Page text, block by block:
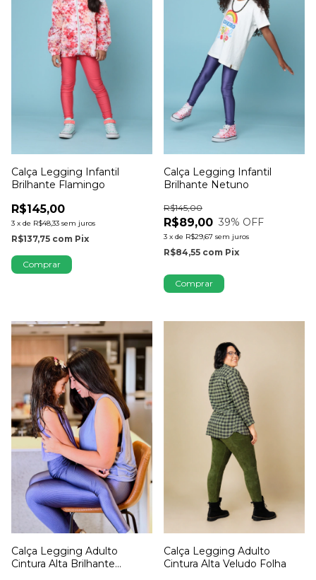
Calça Legging Infantil
Brilhante Flamingo
R$145,00
3 x de R$48,33 sem juros
R$137,75 com Pix
Comprar
Calça Legging Infantil
Brilhante Netuno
R$89,00
R$145,00
39% OFF
3 x de R$29,67 sem juros
R$84,55 com Pix
Comprar
Calça Legging Adulto
Cintura Alta Brilhante
Calça Legging Adulto
Cintura Alta Veludo Folha